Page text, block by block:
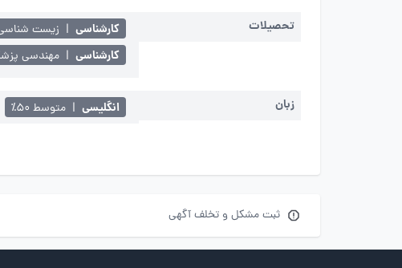
تحصیلات کارشناسی | زیست
کارشناسی | مهندسی
زبان انگلیسی | متوسط ۵۰٪
ثبت مشکل و تخلف آگهی